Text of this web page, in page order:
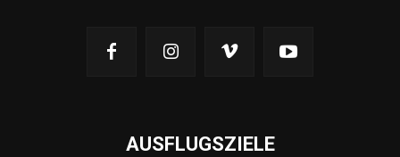
AUSFLUGSZIELE